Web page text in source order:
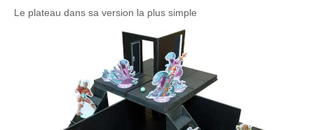
Le plateau dans sa version la plus simple